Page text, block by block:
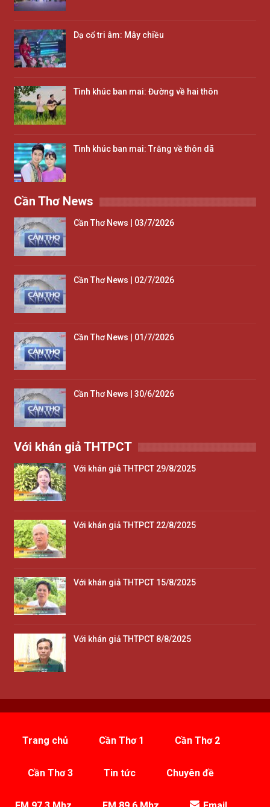
Dạ cổ tri âm: Mây chiều
Tình khúc ban mai: Đường về hai thôn
Tình khúc ban mai: Trăng về thôn dã
Cần Thơ News
Cần Thơ News | 03/7/2026
Cần Thơ News | 02/7/2026
Cần Thơ News | 01/7/2026
Cần Thơ News | 30/6/2026
Với khán giả THTPCT
Với khán giả THTPCT 29/8/2025
Với khán giả THTPCT 22/8/2025
Với khán giả THTPCT 15/8/2025
Với khán giả THTPCT 8/8/2025
Trang chủ Cần Thơ 1 Cần Thơ 2
Cần Thơ 3 Tin tức Chuyên đề